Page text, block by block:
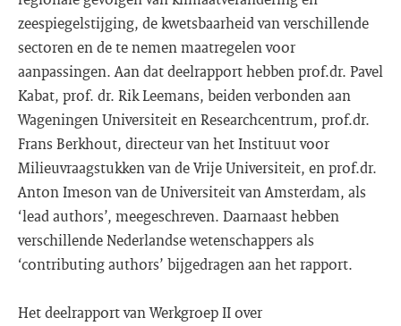
zeespiegelstijging, de kwetsbaarheid van verschillende
sectoren en de te nemen maatregelen voor
aanpassingen. Aan dat deelrapport hebben prof.dr. Pavel
Kabat, prof. dr. Rik Leemans, beiden verbonden aan
Wageningen Universiteit en Researchcentrum, prof.dr.
Frans Berkhout, directeur van het Instituut voor
Milieuvraagstukken van de Vrije Universiteit, en prof.dr.
Anton Imeson van de Universiteit van Amsterdam, als
‘lead authors’, meegeschreven. Daarnaast hebben
verschillende Nederlandse wetenschappers als
‘contributing authors’ bijgedragen aan het rapport.
Het deelrapport van Werkgroep II over